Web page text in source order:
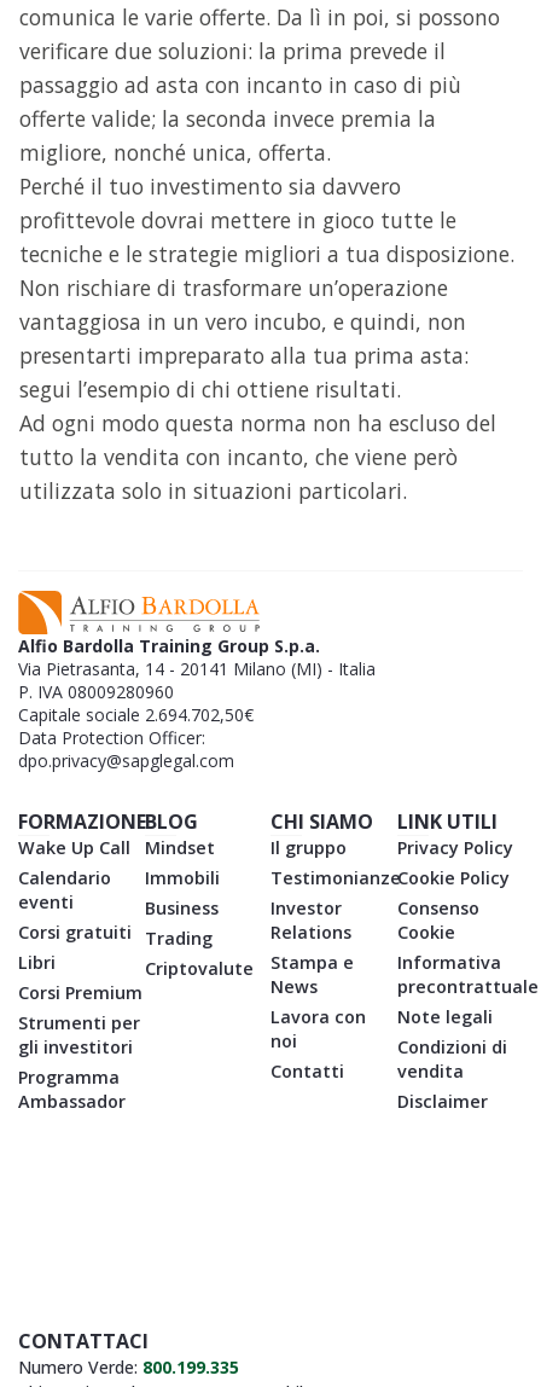
comunica le varie offerte. Da lì in poi, si possono
verificare due soluzioni: la prima prevede il
passaggio ad asta con incanto in caso di più
offerte valide; la seconda invece premia la
migliore, nonché unica, offerta.
Perché il tuo investimento sia davvero
profittevole dovrai mettere in gioco tutte le
tecniche e le strategie migliori a tua disposizione.
Non rischiare di trasformare un’operazione
vantaggiosa in un vero incubo, e quindi, non
presentarti impreparato alla tua prima asta:
segui l’esempio di chi ottiene risultati.
Ad ogni modo questa norma non ha escluso del
tutto la vendita con incanto, che viene però
utilizzata solo in situazioni particolari.
Alfio Bardolla Training Group S.p.a.
Via Pietrasanta, 14 - 20141 Milano (MI) - Italia
P. IVA 08009280960
Capitale sociale 2.694.702,50€
Data Protection Officer:
dpo.privacy@sapglegal.com
FORMAZIONE
Wake Up Call
Calendario
eventi
Corsi gratuiti
Libri
Corsi Premium
Strumenti per
gli investitori
Programma
Ambassador
BLOG
Mindset
Immobili
Business
Trading
Criptovalute
CHI SIAMO
Il gruppo
Testimonianze
Investor
Relations
Stampa e
News
Lavora con
noi
Contatti
LINK UTILI
Privacy Policy
Cookie Policy
Consenso
Cookie
Informativa
precontrattuale
Note legali
Condizioni di
vendita
Disclaimer
CONTATTACI
Numero Verde: 800.199.335